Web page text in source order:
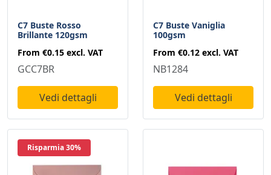
C7 Buste Rosso
Brillante 120gsm
From €0.15 excl. VAT
GCC7BR
Vedi dettagli
C7 Buste Vaniglia
100gsm
From €0.12 excl. VAT
NB1284
Vedi dettagli
Risparmia 30%